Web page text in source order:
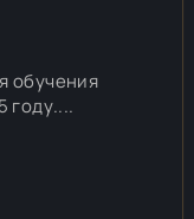
обучения
году....